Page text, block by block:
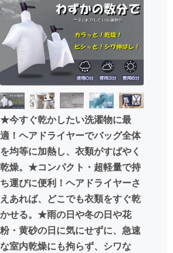
テクノロジー・ガジェット
映像・映画
ビジネス・起業
まちづくり・地域活性化
CAMPFIRE for Social Good
CAMPFIREふるさと納税machi-ya
★今すぐ乾かしたい洗濯物に最
適！ヘアドライヤーでバッグ全体
を均等に加熱し、衣類がすばやく
乾燥。★コンパクト・超軽量で持
ち運びに便利！ヘアドライヤーさ
えあれば、どこでも衣類をすぐ乾
かせる。★雨の日や冬の日や花
粉・黄砂の日に気にせずに、急速
な室内乾燥にも拘らず、シワな